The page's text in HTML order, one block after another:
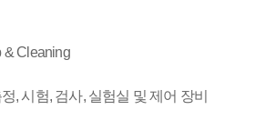
& Cleaning
, 시험, 검사, 실험실 및 제어 장비